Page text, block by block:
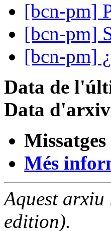
[bcn-pm]
[bcn-pm]
[bcn-pm]
Data de
Data
Més
Aquest
edition).